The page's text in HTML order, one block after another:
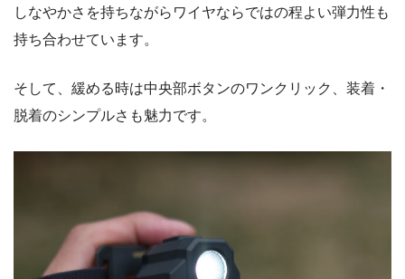
しなやかさを持ちながらワイヤならではの程よい弾力性も
持ち合わせています。
そして、緩める時は中央部ボタンのワンクリック、装着・
脱着のシンプルさも魅力です。